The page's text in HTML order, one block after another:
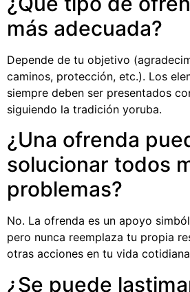
más adecuada?
Depende de tu objetivo
caminos, protección, etc.). Los
siempre deben ser presentados
siguiendo la tradición yoruba.
¿Una ofrenda
solucionar todos
problemas?
No. La ofrenda es un apoyo
pero nunca reemplaza tu propia
otras acciones en tu vida
¿Se puede